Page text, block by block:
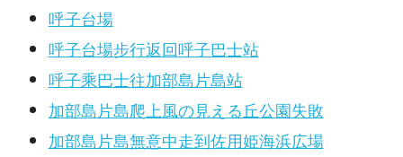
呼子台場
呼子台場步行返回呼子巴士站
呼子乘巴士往加部島片島站
加部島片島爬上風の見える丘公園失敗
加部島片島無意中走到佐用姫海浜広場